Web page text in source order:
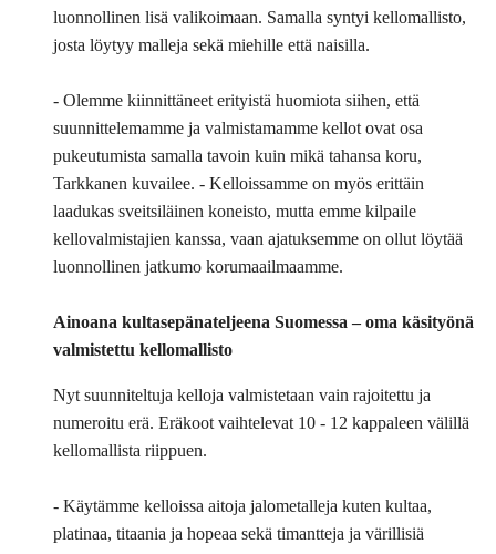
luonnollinen lisä valikoimaan. Samalla syntyi kellomallisto,
josta löytyy malleja sekä miehille että naisilla.
- Olemme kiinnittäneet erityistä huomiota siihen, että
suunnittelemamme ja valmistamamme kellot ovat osa
pukeutumista samalla tavoin kuin mikä tahansa koru,
Tarkkanen kuvailee. - Kelloissamme on myös erittäin
laadukas sveitsiläinen koneisto, mutta emme kilpaile
kellovalmistajien kanssa, vaan ajatuksemme on ollut löytää
luonnollinen jatkumo korumaailmaamme.
Ainoana kultasepänateljeena Suomessa – oma käsityönä
valmistettu kellomallisto
Nyt suunniteltuja kelloja valmistetaan vain rajoitettu ja
numeroitu erä. Eräkoot vaihtelevat 10 - 12 kappaleen välillä
kellomallista riippuen.
- Käytämme kelloissa aitoja jalometalleja kuten kultaa,
platinaa, titaania ja hopeaa sekä timantteja ja värillisiä